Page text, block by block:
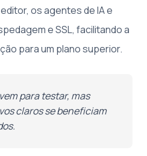
os agentes de IA e
e SSL, facilitando a
para um plano superior.
para testar, mas
claros se beneficiam